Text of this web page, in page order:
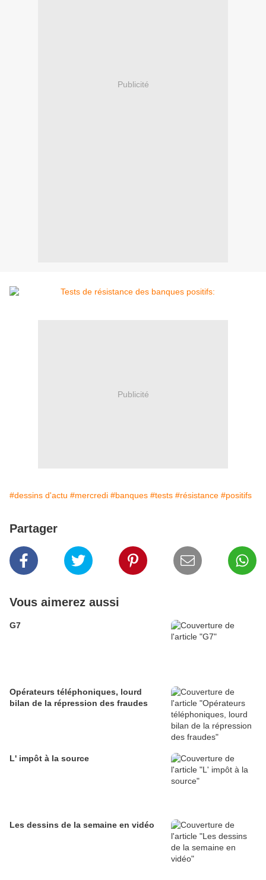
Publicité
Publicité
#dessins d'actu #mercredi #banques #tests #résistance #positifs
Partager
Vous aimerez aussi
G7
Opérateurs téléphoniques, lourd
bilan de la répression des fraudes
L' impôt à la source
Les dessins de la semaine en vidéo